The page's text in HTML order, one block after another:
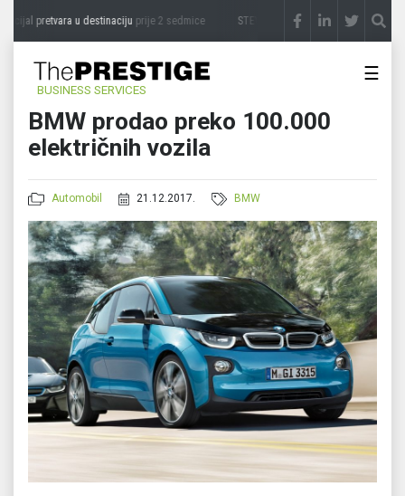
pretvara u destinacijuprije 2 sedmice STEVICA LUKIĆ: Majevica je idealna
BUSINESS SERVICES
☰
BMW prodao preko 100.000
električnih vozila
Automobil 21.12.2017. BMW